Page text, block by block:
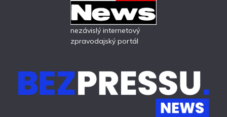
nezávislý internetový
zpravodajský portál